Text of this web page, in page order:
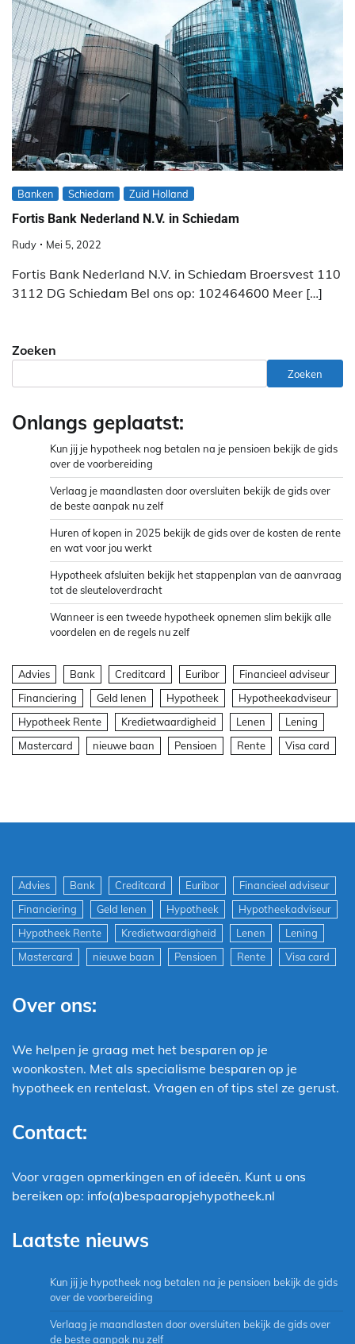
Banken Schiedam Zuid Holland
Fortis Bank Nederland N.V. in Schiedam
Rudy Mei 5, 2022
Fortis Bank Nederland N.V. in Schiedam Broersvest 110
3112 DG Schiedam Bel ons op: 102464600 Meer […]
Zoeken
Zoeken
Onlangs geplaatst:
Kun jij je hypotheek nog betalen na je pensioen bekijk de gids
over de voorbereiding
Verlaag je maandlasten door oversluiten bekijk de gids over
de beste aanpak nu zelf
Huren of kopen in 2025 bekijk de gids over de kosten de rente
en wat voor jou werkt
Hypotheek afsluiten bekijk het stappenplan van de aanvraag
tot de sleuteloverdracht
Wanneer is een tweede hypotheek opnemen slim bekijk alle
voordelen en de regels nu zelf
Advies Bank Creditcard Euribor
Financieel adviseur
Financiering
Geld lenen Hypotheek
Hypotheekadviseur
Hypotheek Rente
Kredietwaardigheid Lenen
Lening
Mastercard
nieuwe baan Pensioen Rente Visa card
Advies Bank Creditcard Euribor
Financieel adviseur
Financiering
Geld lenen Hypotheek
Hypotheekadviseur
Hypotheek Rente
Kredietwaardigheid Lenen
Lening
Mastercard
nieuwe baan Pensioen Rente Visa card
Over ons:
We helpen je graag met het besparen op je
woonkosten. Met als specialisme besparen op je
hypotheek en rentelast. Vragen en of tips stel ze gerust.
Contact:
Voor vragen opmerkingen en of ideeën. Kunt u ons
bereiken op: info(a)bespaaropjehypotheek.nl
Laatste nieuws
Kun jij je hypotheek nog betalen na je pensioen bekijk de gids
over de voorbereiding
Verlaag je maandlasten door oversluiten bekijk de gids over
de beste aanpak nu zelf